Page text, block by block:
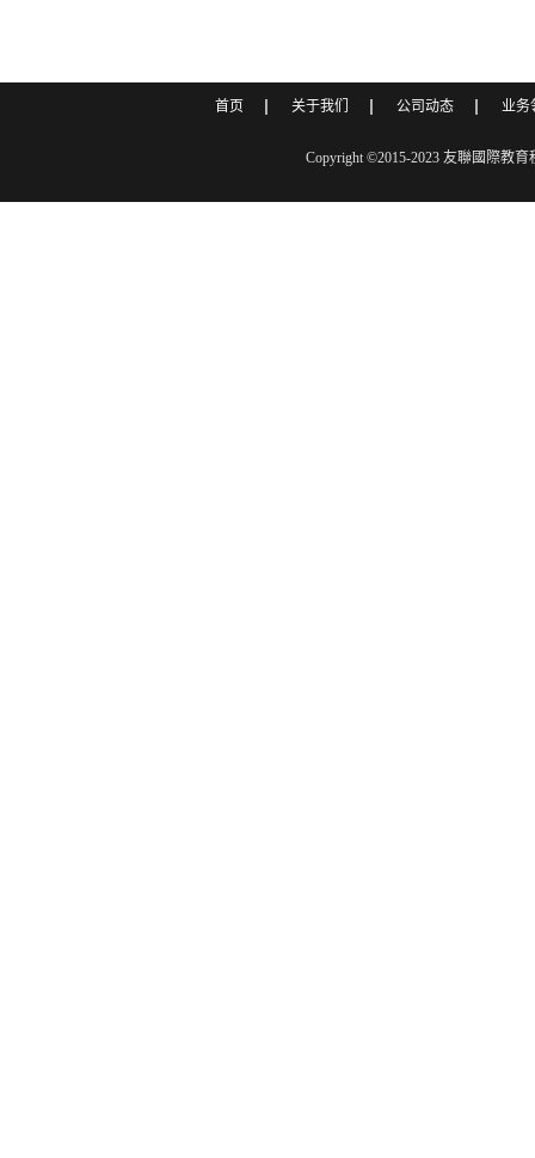
首页 关于我们 公司动态 业务
Copyright ©2015-2023 友聯國際教